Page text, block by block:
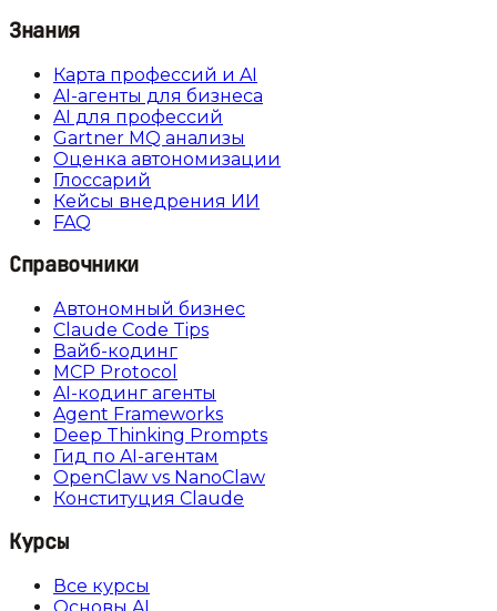
Знания
Карта профессий и AI
AI-агенты для бизнеса
AI для профессий
Gartner MQ анализы
Оценка автономизации
Глоссарий
Кейсы внедрения ИИ
FAQ
Справочники
Автономный бизнес
Claude Code Tips
Вайб-кодинг
MCP Protocol
AI-кодинг агенты
Agent Frameworks
Deep Thinking Prompts
Гид по AI-агентам
OpenClaw vs NanoClaw
Конституция Claude
Курсы
Все курсы
Основы AI